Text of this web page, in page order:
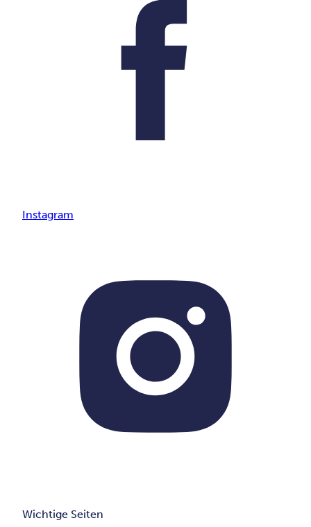
Instagram
Wichtige Seiten